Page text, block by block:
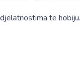
te hobiju.